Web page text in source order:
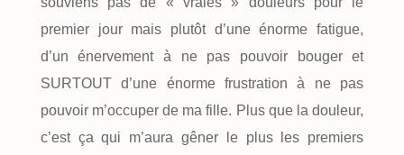
premier jour mais plutôt d’une énorme fatigue,
d’un énervement à ne pas pouvoir bouger et
SURTOUT d’une énorme frustration à ne pas
pouvoir m’occuper de ma fille. Plus que la douleur,
c’est ça qui m’aura gêner le plus les premiers